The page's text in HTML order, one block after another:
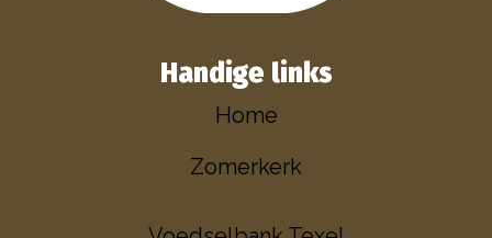
Handige links
Home
Zomerkerk